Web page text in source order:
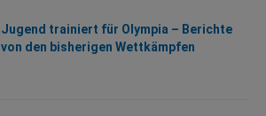
Jugend trainiert für Olympia – Berichte
von den bisherigen Wettkämpfen